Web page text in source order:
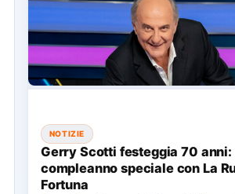
NOTIZIE
Gerry Scotti festeggia 70 anni:
compleanno speciale con La
Fortuna